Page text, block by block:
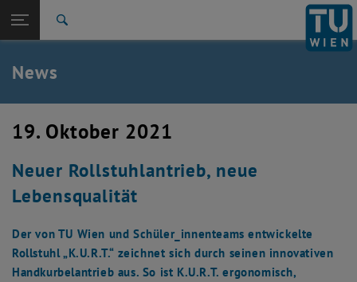
TU Login
Quicklinks
Quicklinks-Menü umschalten
Studium
Zurück: Subseiten von Aktuelles auflisten
Zurück zur letzten Ebene:
Aktuelles
News
News
19. Oktober 2021
Neuer Rollstuhlantrieb, neue
Lebensqualität
Der von TU Wien und Schüler_innenteams entwickelte
Rollstuhl „K.U.R.T.“ zeichnet sich durch seinen innovativen
Handkurbelantrieb aus. So ist K.U.R.T. ergonomisch,